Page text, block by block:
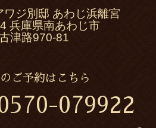
ワジ別邸 あわじ浜離宮
兵庫県南あわじ市
津路970-81
ご予約はこちら
079922